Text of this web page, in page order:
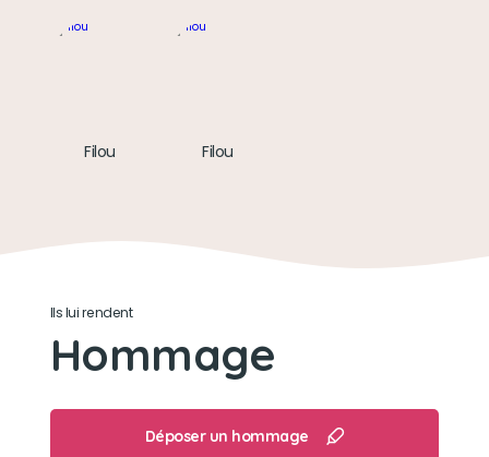
Filou Filou
Ils lui rendent
Hommage
Déposer un hommage